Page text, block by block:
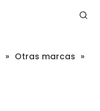
» Otras marcas »